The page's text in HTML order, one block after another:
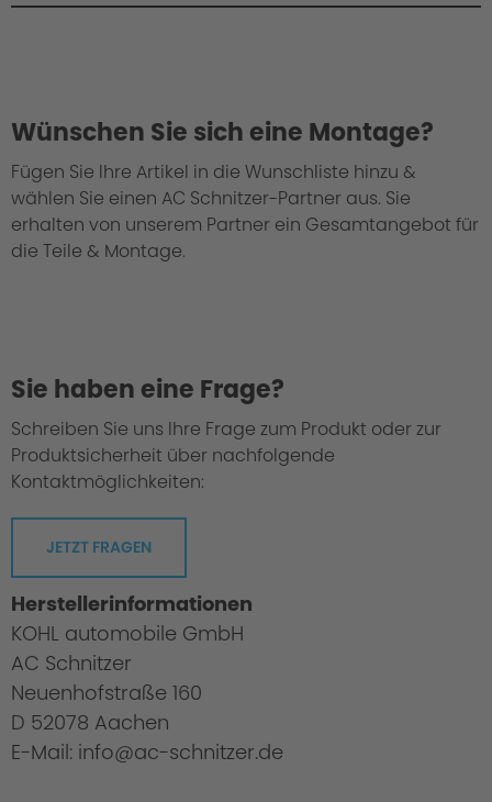
Wünschen Sie sich eine Montage?
Fügen Sie Ihre Artikel in die Wunschliste hinzu &
wählen Sie einen AC Schnitzer-Partner aus. Sie
erhalten von unserem Partner ein Gesamtangebot für
die Teile & Montage.
Sie haben eine Frage?
Schreiben Sie uns Ihre Frage zum Produkt oder zur
Produktsicherheit über nachfolgende
Kontaktmöglichkeiten:
JETZT FRAGEN
Herstellerinformationen
KOHL automobile GmbH
AC Schnitzer
Neuenhofstraße 160
D 52078 Aachen
E-Mail: info@ac-schnitzer.de